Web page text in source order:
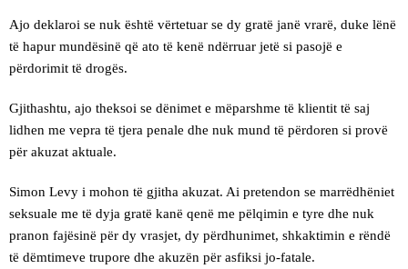
Ajo deklaroi se nuk është vërtetuar se dy gratë janë vrarë, duke lënë
të hapur mundësinë që ato të kenë ndërruar jetë si pasojë e
përdorimit të drogës.
Gjithashtu, ajo theksoi se dënimet e mëparshme të klientit të saj
lidhen me vepra të tjera penale dhe nuk mund të përdoren si provë
për akuzat aktuale.
Simon Levy i mohon të gjitha akuzat. Ai pretendon se marrëdhëniet
seksuale me të dyja gratë kanë qenë me pëlqimin e tyre dhe nuk
pranon fajësinë për dy vrasjet, dy përdhunimet, shkaktimin e rëndë
të dëmtimeve trupore dhe akuzën për asfiksi jo-fatale.